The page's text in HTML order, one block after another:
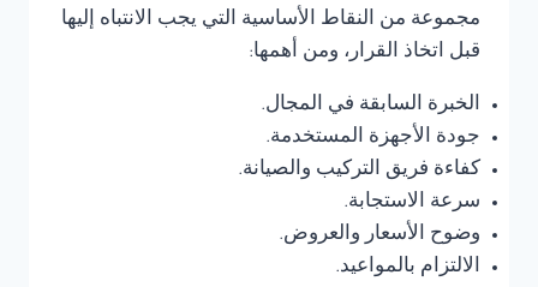
مجموعة من النقاط الأساسية التي يجب الانتباه إليها
قبل اتخاذ القرار، ومن أهمها:
الخبرة السابقة في المجال.
جودة الأجهزة المستخدمة.
كفاءة فريق التركيب والصيانة.
سرعة الاستجابة.
وضوح الأسعار والعروض.
الالتزام بالمواعيد.